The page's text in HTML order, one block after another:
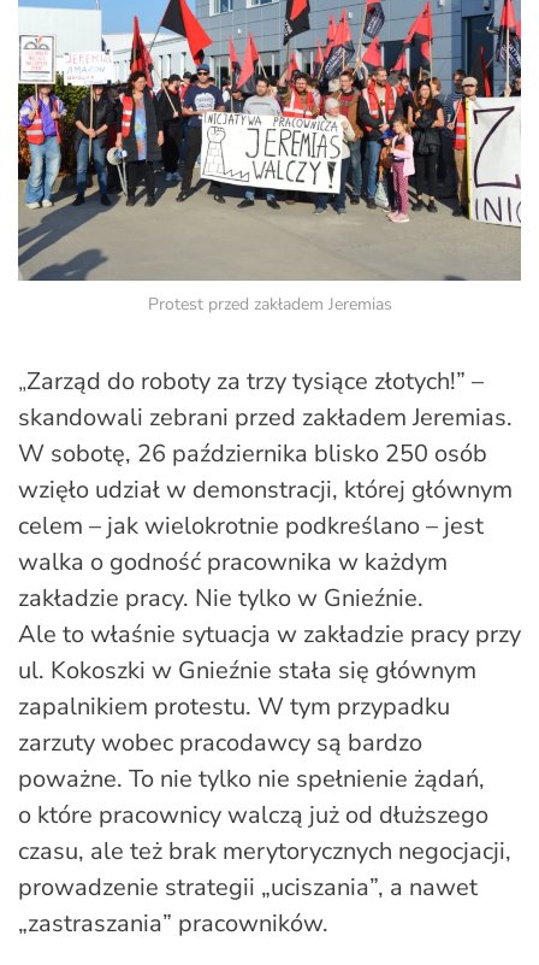
Protest przed zakładem Jeremias
„Zarząd do roboty za trzy tysiące złotych!” –
skandowali zebrani przed zakładem Jeremias.
W sobotę, 26 października blisko 250 osób
wzięło udział w demonstracji, której głównym
celem – jak wielokrotnie podkreślano – jest
walka o godność pracownika w każdym
zakładzie pracy. Nie tylko w Gnieźnie.
Ale to właśnie sytuacja w zakładzie pracy przy
ul. Kokoszki w Gnieźnie stała się głównym
zapalnikiem protestu. W tym przypadku
zarzuty wobec pracodawcy są bardzo
poważne. To nie tylko nie spełnienie żądań,
o które pracownicy walczą już od dłuższego
czasu, ale też brak merytorycznych negocjacji,
prowadzenie strategii „uciszania”, a nawet
„zastraszania” pracowników.